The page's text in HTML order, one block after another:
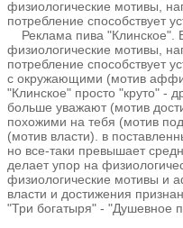
физиологические мотивы,
потребление способствует
Реклама пива "Клинское".
физиологические мотивы,
потребление способствует
с окружающими (мотив
"Клинское" просто "круто" -
больше уважают (мотив
похожими на тебя (мотив
(мотив власти). в
но все-таки превышает
делает упор на
физиологические мотивы и
власти и достижения
"Три богатыря" - "Душевное